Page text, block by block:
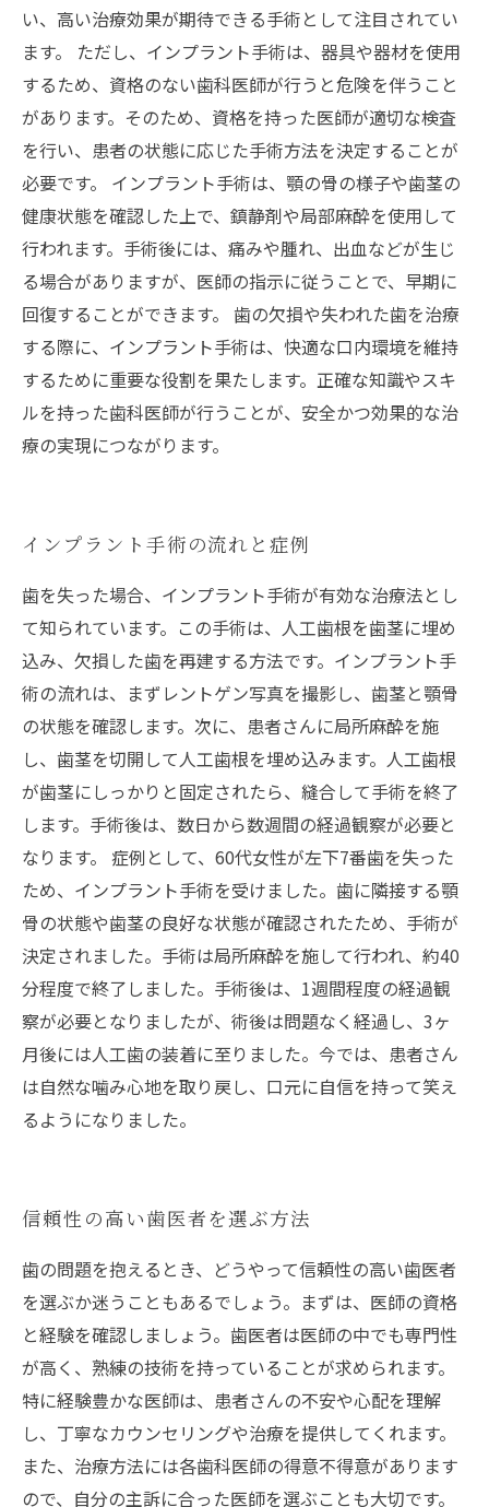
い、高い治療効果が期待できる手術として注目されてい
ます。 ただし、インプラント手術は、器具や器材を使用
するため、資格のない歯科医師が行うと危険を伴うこと
があります。そのため、資格を持った医師が適切な検査
を行い、患者の状態に応じた手術方法を決定することが
必要です。 インプラント手術は、顎の骨の様子や歯茎の
健康状態を確認した上で、鎮静剤や局部麻酔を使用して
行われます。手術後には、痛みや腫れ、出血などが生じ
る場合がありますが、医師の指示に従うことで、早期に
回復することができます。 歯の欠損や失われた歯を治療
する際に、インプラント手術は、快適な口内環境を維持
するために重要な役割を果たします。正確な知識やスキ
ルを持った歯科医師が行うことが、安全かつ効果的な治
療の実現につながります。
インプラント手術の流れと症例
歯を失った場合、インプラント手術が有効な治療法とし
て知られています。この手術は、人工歯根を歯茎に埋め
込み、欠損した歯を再建する方法です。インプラント手
術の流れは、まずレントゲン写真を撮影し、歯茎と顎骨
の状態を確認します。次に、患者さんに局所麻酔を施
し、歯茎を切開して人工歯根を埋め込みます。人工歯根
が歯茎にしっかりと固定されたら、縫合して手術を終了
します。手術後は、数日から数週間の経過観察が必要と
なります。 症例として、60代女性が左下7番歯を失った
ため、インプラント手術を受けました。歯に隣接する顎
骨の状態や歯茎の良好な状態が確認されたため、手術が
決定されました。手術は局所麻酔を施して行われ、約40
分程度で終了しました。手術後は、1週間程度の経過観
察が必要となりましたが、術後は問題なく経過し、3ヶ
月後には人工歯の装着に至りました。今では、患者さん
は自然な噛み心地を取り戻し、口元に自信を持って笑え
るようになりました。
信頼性の高い歯医者を選ぶ方法
歯の問題を抱えるとき、どうやって信頼性の高い歯医者
を選ぶか迷うこともあるでしょう。まずは、医師の資格
と経験を確認しましょう。歯医者は医師の中でも専門性
が高く、熟練の技術を持っていることが求められます。
特に経験豊かな医師は、患者さんの不安や心配を理解
し、丁寧なカウンセリングや治療を提供してくれます。
また、治療方法には各歯科医師の得意不得意があります
ので、自分の主訴に合った医師を選ぶことも大切です。